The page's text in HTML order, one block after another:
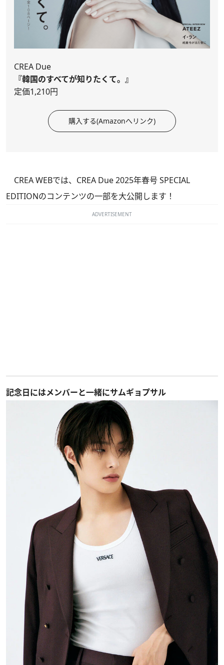
CREA Due
『韓国のすべてが知りたくて。』
定価1,210円
購入する(Amazonへリンク)
CREA WEBでは、 CREA Due 2025年春号 SPECIAL
EDITIONのコンテンツの一部を大公開します！
ADVERTISEMENT
記念日にはメンバーと一緒にサムギョプサル